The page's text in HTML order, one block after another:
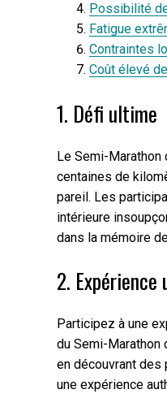
Possibilité
Fatigue
Contraintes
Coût élevé
1. Défi ultime
Le Semi-Marathon
centaines de
pareil. Les
intérieure
dans la mémoire
2. Expérience
Participez à une
du Semi-
en découvrant des
une expérience